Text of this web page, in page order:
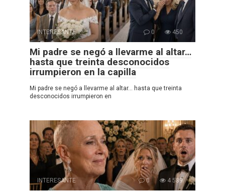
INTERESANTE 0 450
Mi padre se negó a llevarme al altar…
hasta que treinta desconocidos
irrumpieron en la capilla
Mi padre se negó a llevarme al altar… hasta que treinta
desconocidos irrumpieron en
INTERESANTE 0 4 589